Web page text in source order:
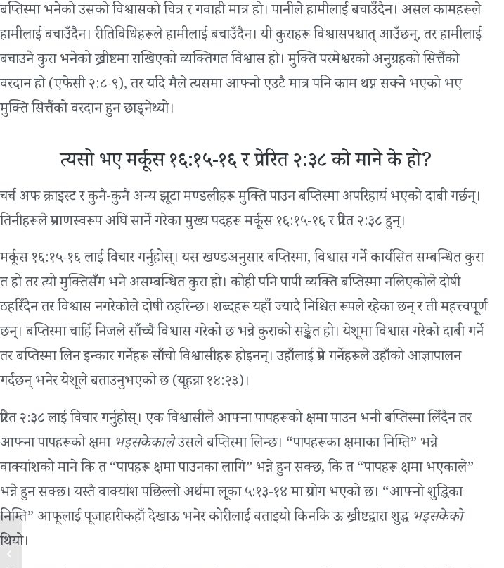
बप्तिस्मा भनेको उसको विश्वासको चित्र र गवाही मात्र हो। पानीले हामीलाई बचाउँदैन। असल कामहरूले
हामीलाई बचाउँदैन। रीतिविधिहरूले हामीलाई बचाउँदैन। यी कुराहरू विश्वासपश्चात् आउँछन्, तर हामीलाई
बचाउने कुरा भनेको ख्रीष्टमा राखिएको व्यक्तिगत विश्वास हो। मुक्ति परमेश्वरको अनुग्रहको सित्तैंको
वरदान हो (एफेसी २:८-९), तर यदि मैले त्यसमा आफ्नो एउटै मात्र पनि काम थप्न सक्ने भएको भए
मुक्ति सित्तैंको वरदान हुन छाड्नेथ्यो।
त्यसो भए मर्कूस १६:१५-१६ र प्रेरित २:३८ को माने के हो?
चर्च अफ क्राइस्ट र कुनै-कुनै अन्य झूटा मण्डलीहरू मुक्ति पाउन बप्‍तिस्मा अपरिहार्य भएको दाबी गर्छन्।
तिनीहरूले प्रमाणस्वरूप अघि सार्ने गरेका मुख्य पदहरू मर्कूस १६:१५-१६ र प्रेरित २:३८ हुन्।
मर्कूस १६:१५-१६ लाई विचार गर्नुहोस्।यस खण्डअनुसार बप्तिस्मा, विश्वास गर्ने कार्यसित सम्बन्धित कुरा
त हो तर त्यो मुक्तिसँग भने असम्बन्धित कुरा हो। कोही पनि पापी व्यक्ति बप्तिस्मा नलिएकोले दोषी
ठहरिँदैन तर विश्वास नगरेकोले दोषी ठहरिन्छ। शब्दहरू यहाँ ज्यादै निश्चित रूपले रहेका छन् र ती महत्त्वपूर्ण
छन्। बप्तिस्मा चाहिँ निजले साँच्चै विश्वास गरेको छ भन्ने कुराको सङ्केत हो। येशूमा विश्वास गरेको दाबी गर्ने
तर बप्तिस्मा लिन इन्कार गर्नेहरू साँचो विश्वासीहरू होइनन्। उहाँलाई प्रेम गर्नेहरूले उहाँको आज्ञापालन
गर्दछन् भनेर येशूले बताउनुभएको छ (यूहन्ना १४:२३)।
प्रेरित २:३८ लाई विचार गर्नुहोस्।एक विश्वासीले आफ्‍ना पापहरूको क्षमा पाउन भनी बप्तिस्मा लिँदैन तर
आफ्ना पापहरूको क्षमा भइसकेकालेउसले बप्तिस्मा लिन्छ। “पापहरूका क्षमाका निम्ति” भन्ने
वाक्यांशको माने कि त “पापहरू क्षमा पाउनका लागि” भन्ने हुन सक्छ, कि त “पापहरू क्षमा भएकाले”
भन्ने हुन सक्छ। यस्तै वाक्यांश पछिल्लो अर्थमा लूका ५:१३-१४ मा प्रयोग भएको छ। “आफ्नो शुद्धिका
निम्ति” आफूलाई पूजाहारीकहाँ देखाऊ भनेर कोरीलाई बताइयो किनकि ऊ ख्रीष्टद्वारा शुद्ध भइसकेको
थियो।